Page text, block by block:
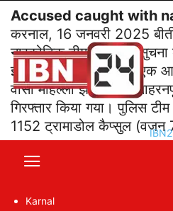
Karnal
Accused caught with
करनाल, 16 जनवरी 2025
नारकोटिक टीम द्वारा गुप्त
इन्द्री पर नाकाबंदी करके एक
वासी मौहल्ला झोटावाला,
गिरफ्तार किया गया। पुलिस
1152 ट्रामाडोल कैप्सुल (वजन
गए।
शानदार मौका, सैलरी होगी शानदार